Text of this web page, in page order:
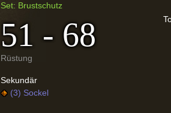
Set: Brustschutz
51 - 68
Rüstung
Sekundär
(3) Sockel